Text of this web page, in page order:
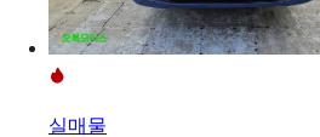
실매물